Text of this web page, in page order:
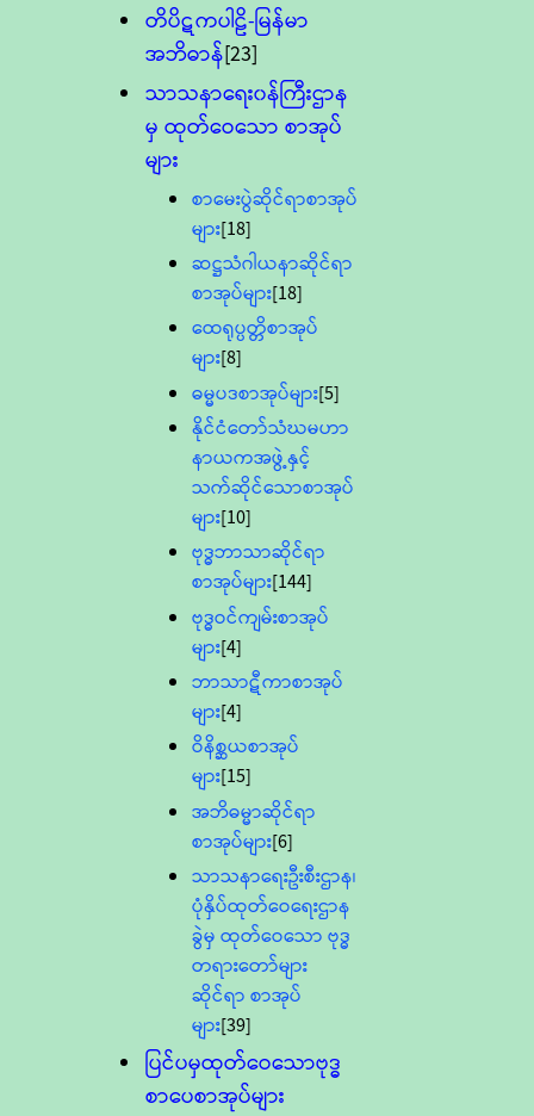
တိပိဋကပါဠိ-မြန်မာ
အဘိဓာန်[23]
သာသနာရေး၀န်ကြီးဌာန
မှ ထုတ်ဝေသော စာအုပ်
များ
စာမေးပွဲဆိုင်ရာစာအုပ်
များ[18]
ဆဋ္ဌသံဂါယနာဆိုင်ရာ
စာအုပ်များ[18]
ထေရုပ္ပတ္တိစာအုပ်
များ[8]
ဓမ္မပဒစာအုပ်များ[5]
နိုင်ငံတော်သံဃမဟာ
နာယကအဖွဲ့နှင့်
သက်ဆိုင်သောစာအုပ်
များ[10]
ဗုဒ္ဓဘာသာဆိုင်ရာ
စာအုပ်များ[144]
ဗုဒ္ဓဝင်ကျမ်းစာအုပ်
များ[4]
ဘာသာဋီကာစာအုပ်
များ[4]
ဝိနိစ္ဆယစာအုပ်
များ[15]
အဘိဓမ္မာဆိုင်ရာ
စာအုပ်များ[6]
သာသနာရေးဦးစီးဌာန၊
ပုံနှိပ်ထုတ်ဝေရေးဌာန
ခွဲမှ ထုတ်ဝေသော ဗုဒ္ဓ
တရားတော်များ
ဆိုင်ရာ စာအုပ်
များ[39]
ပြင်ပမှထုတ်ဝေသောဗုဒ္ဓ
စာပေစာအုပ်များ